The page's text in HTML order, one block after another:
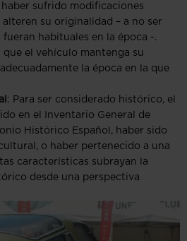
sufrido modificaciones
su originalidad – a no ser
habituales en la época -.
el vehículo mantenga su
la época en la que
: Para ser considerado histórico, el
en el Inventario General de
Histórico Español, haber sido
o haber pertenecido a una
características subrayan la
desde una perspectiva